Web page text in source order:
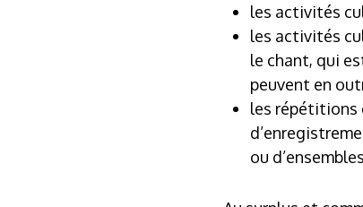
les activités
les activités
le chant, qui
peuvent en
les répétitions
ou